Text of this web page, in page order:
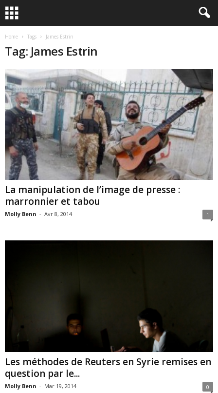
Home Tags James Estrin
Tag: James Estrin
La manipulation de l’image de presse :
marronnier et tabou
Molly Benn - Avr 8, 2014 1
Les méthodes de Reuters en Syrie remises en
question par le...
Molly Benn - Mar 19, 2014 0